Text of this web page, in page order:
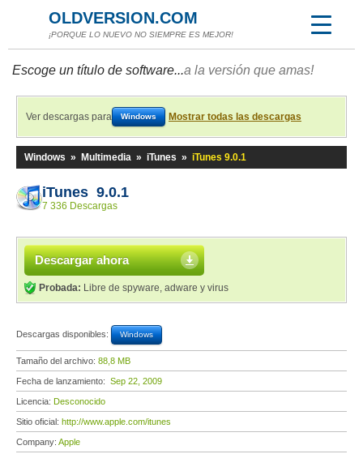
OLDVERSION.COM
¡PORQUE LO NUEVO NO SIEMPRE ES MEJOR!
Escoge un título de software...a la versión que amas!
Ver descargas para Windows Mostrar todas las descargas
Windows » Multimedia » iTunes » iTunes 9.0.1
iTunes 9.0.1
7 336 Descargas
Descargar ahora
Probada: Libre de spyware, adware y virus
Descargas disponibles: Windows
Tamaño del archivo: 88,8 MB
Fecha de lanzamiento: Sep 22, 2009
Licencia: Desconocido
Sitio oficial: http://www.apple.com/itunes
Company: Apple